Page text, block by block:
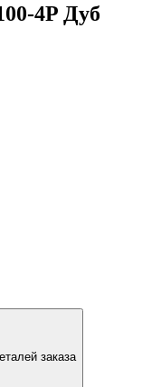
4P Дуб
заказа